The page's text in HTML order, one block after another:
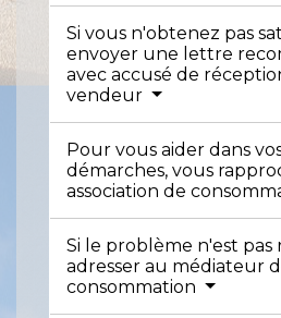
Si vous n'obtenez pas
envoyer une lettre
avec accusé de
vendeur
Pour vous aider dans
démarches, vous
association de
Si le problème n'est pas
adresser au médiateur
consommation